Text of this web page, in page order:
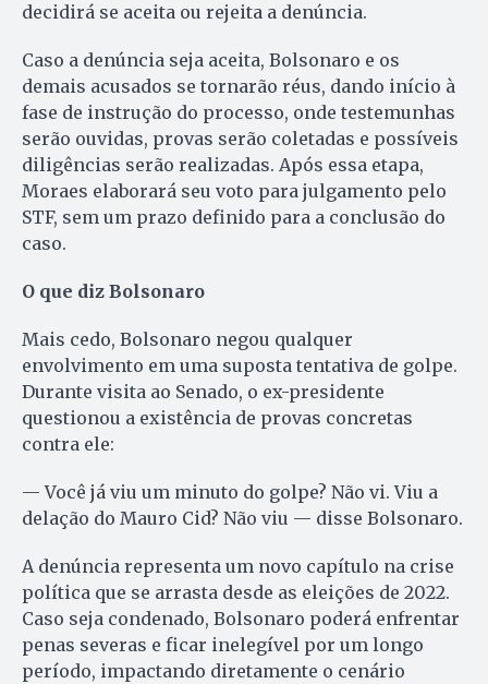
decidirá se aceita ou rejeita a denúncia.
Caso a denúncia seja aceita, Bolsonaro e os
demais acusados se tornarão réus, dando início à
fase de instrução do processo, onde testemunhas
serão ouvidas, provas serão coletadas e possíveis
diligências serão realizadas. Após essa etapa,
Moraes elaborará seu voto para julgamento pelo
STF, sem um prazo definido para a conclusão do
caso.
O que diz Bolsonaro
Mais cedo, Bolsonaro negou qualquer
envolvimento em uma suposta tentativa de golpe.
Durante visita ao Senado, o ex-presidente
questionou a existência de provas concretas
contra ele:
— Você já viu um minuto do golpe? Não vi. Viu a
delação do Mauro Cid? Não viu — disse Bolsonaro.
A denúncia representa um novo capítulo na crise
política que se arrasta desde as eleições de 2022.
Caso seja condenado, Bolsonaro poderá enfrentar
penas severas e ficar inelegível por um longo
período, impactando diretamente o cenário